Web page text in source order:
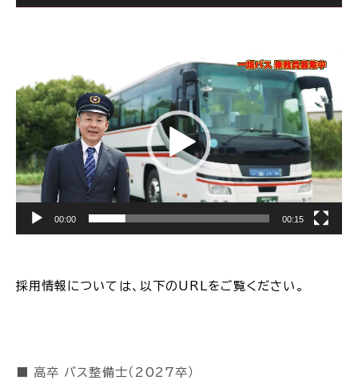
レ
ー
ヤ
ー
00:00 00:15
採用情報については、以下のURLをご覧ください。
■ 高卒 バス整備士（2027卒）